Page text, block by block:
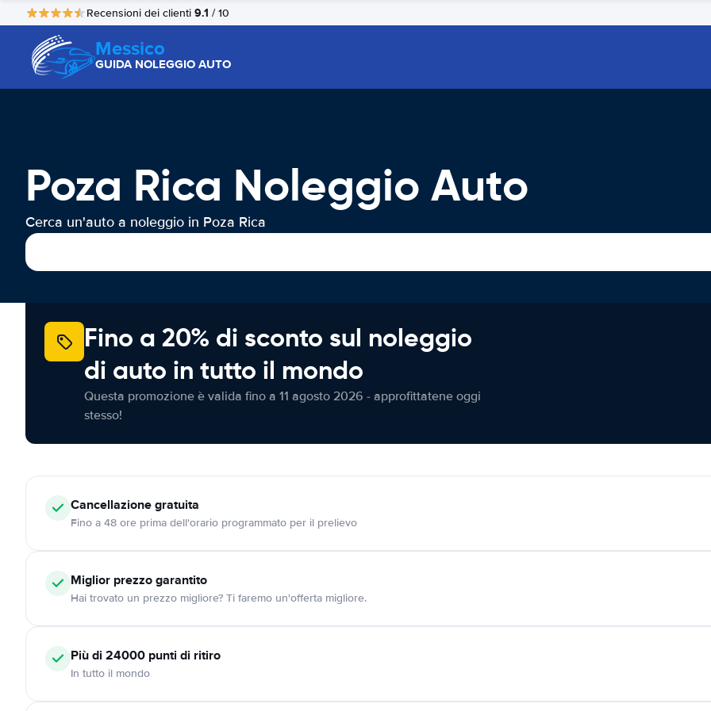
Recensioni dei clienti 9.1 / 10
Messico
GUIDA NOLEGGIO AUTO
Poza Rica Noleggio Auto
Cerca un'auto a noleggio in Poza Rica
Fino a 20% di sconto sul noleggio
di auto in tutto il mondo
Questa promozione è valida fino a 11 agosto 2026 - approfittatene oggi
stesso!
Cancellazionegratuita
Fino a 48 ore prima dell'orario programmato per il prelievo
Miglior prezzo garantito
Hai trovato un prezzo migliore? Ti faremo un'offerta migliore.
Più di 24000 punti di ritiro
In tutto il mondo